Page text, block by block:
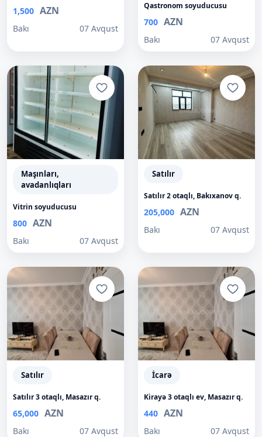
1,500 AZN
Bakı 07 Avqust
Qastronom soyuducusu
700 AZN
Bakı 07 Avqust
Maşınları,
avadanlıqları
Vitrin soyuducusu
800 AZN
Bakı 07 Avqust
Satılır
Satılır 2 otaqlı, Bakıxanov q.
205,000 AZN
Bakı 07 Avqust
Satılır
Satılır 3 otaqlı, Masazır q.
65,000 AZN
Bakı 07 Avqust
İcarə
Kirayə 3 otaqlı ev, Masazır q.
440 AZN
Bakı 07 Avqust